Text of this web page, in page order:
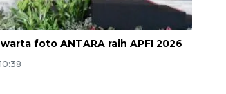
foto ANTARA raih APFI 2026